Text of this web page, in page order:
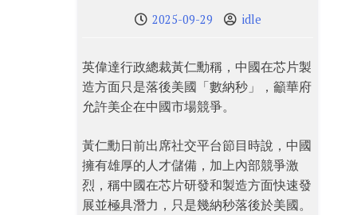
2025-09-29 idle
英偉達行政總裁黃仁勳稱，中國在芯片製
造方面只是落後美國「數納秒」，籲華府
允許美企在中國市場競爭。
黃仁勳日前出席社交平台節目時說，中國
擁有雄厚的人才儲備，加上內部競爭激
烈，稱中國在芯片研發和製造方面快速發
展並極具潛力，只是幾納秒落後於美國。